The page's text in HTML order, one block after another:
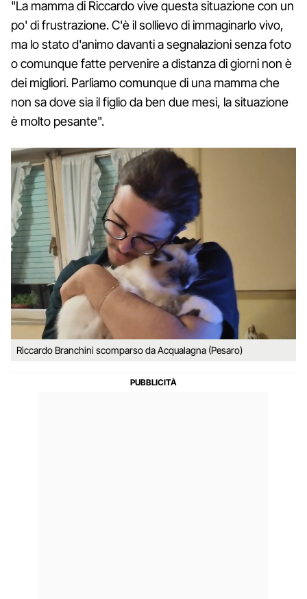
"La mamma di Riccardo vive questa situazione con un
po' di frustrazione. C'è il sollievo di immaginarlo vivo,
ma lo stato d'animo davanti a segnalazioni senza foto
o comunque fatte pervenire a distanza di giorni non è
dei migliori. Parliamo comunque di una mamma che
non sa dove sia il figlio da ben due mesi, la situazione
è molto pesante".
Riccardo Branchini scomparso da Acqualagna (Pesaro)